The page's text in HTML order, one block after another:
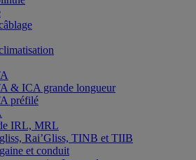
& ICA grande longueur
préfilé
IRL, MRL
Rai’Gliss, TINB et TIIB
et conduit